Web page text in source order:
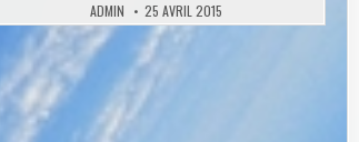
ADMIN 25 AVRIL 2015